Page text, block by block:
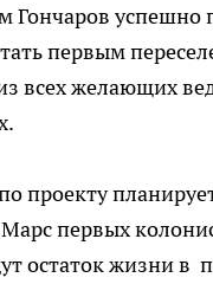
Гончаров успешно
первым
всех желающих
проекту
Марс первых
остаток жизни в